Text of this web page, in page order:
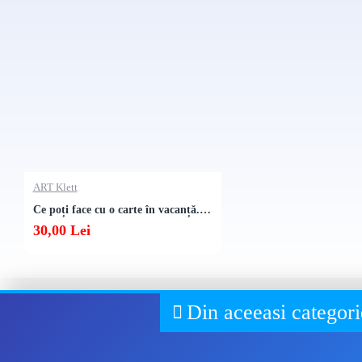
ART Klett
Ce poți face cu o carte în vacanță. Clasa a V-a
30,00 Lei
Din aceeasi